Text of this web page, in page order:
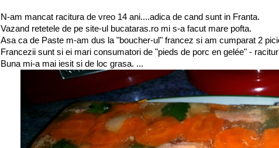
N-am mancat racitura de vreo 14 ani....adica de cand sunt in Franta.
Vazand retetele de pe site-ul bucataras.ro mi s-a facut mare pofta.
Asa ca de Paste m-am dus la "boucher-ul" francez si am cumparat 2
Francezii sunt si ei mari consumatori de "pieds de porc en gelée" -
Buna mi-a mai iesit si de loc grasa. ...